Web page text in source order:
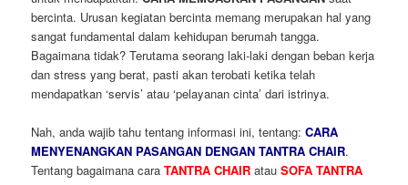
bercinta. Urusan kegiatan bercinta memang merupakan hal yang
sangat fundamental dalam kehidupan berumah tangga.
Bagaimana tidak? Terutama seorang laki-laki dengan beban kerja
dan stress yang berat, pasti akan terobati ketika telah
mendapatkan ‘servis’ atau ‘pelayanan cinta’ dari istrinya.
Nah, anda wajib tahu tentang informasi ini, tentang:CARA
MENYENANGKAN PASANGAN DENGAN TANTRA CHAIR.
Tentang bagaimana caraTANTRA CHAIR atauSOFA TANTRA